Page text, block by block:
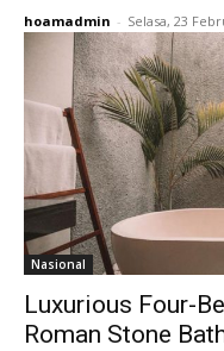
hoamadmin - Selasa, 23
Nasional
Luxurious Four-
Roman Stone